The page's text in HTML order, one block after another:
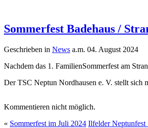
Sommerfest Badehaus /
Geschrieben in News a.m. 04. August 2024
Nachdem das 1. FamilienSommerfest am
Der TSC Neptun Nordhausen e. V. stellt sich
Kommentieren nicht möglich.
« Sommerfest im Juli 2024 Ilfelder Neptunfest